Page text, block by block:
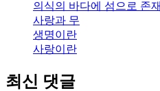
의식의 바다에 섬으로 존
사랑과 무
생명이란
사랑이란
최신 댓글